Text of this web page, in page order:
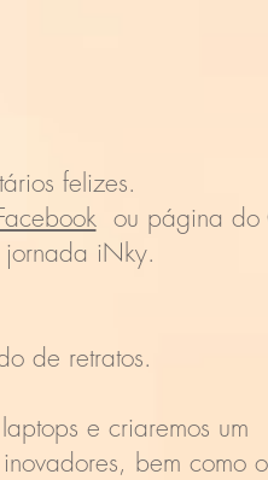
felizes.
ou página do
jornada iNky.
de retratos.
e criaremos um
bem como